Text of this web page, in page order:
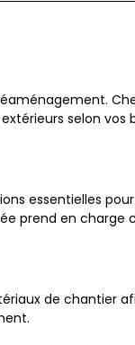
selon vos
essentielles
prend en
de